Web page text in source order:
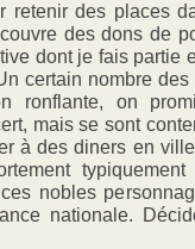
retenir des places
des dons de
dont je fais partie
certain nombre
ronflante, on
mais se sont
à des diners en
nobles
nationale.